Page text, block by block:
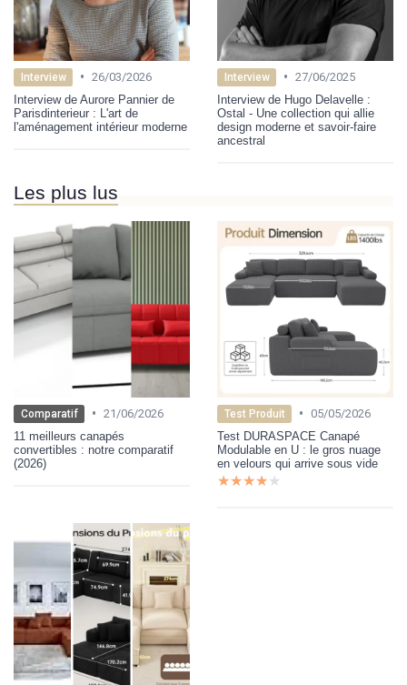
Interview • 26/03/2026
Interview de Aurore Pannier de
Parisdinterieur : L'art de
l'aménagement intérieur moderne
Interview • 27/06/2025
Interview de Hugo Delavelle :
Ostal - Une collection qui allie
design moderne et savoir-faire
ancestral
Les plus lus
Comparatif • 21/06/2026
11 meilleurs canapés
convertibles : notre comparatif
(2026)
Test Produit • 05/05/2026
Test DURASPACE Canapé
Modulable en U : le gros nuage
en velours qui arrive sous vide
★★★★★
★★★★★